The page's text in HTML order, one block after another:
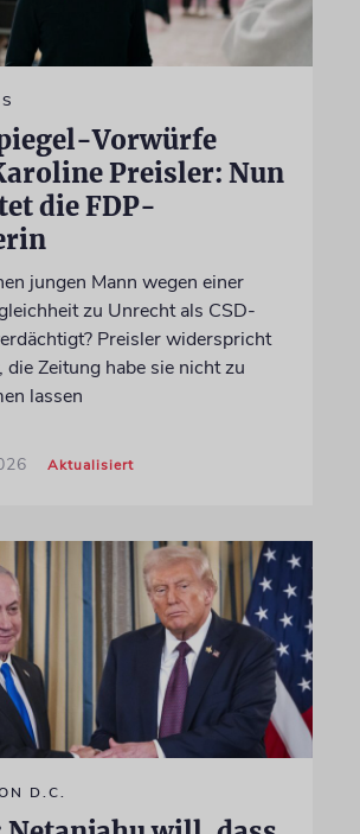
Vorwürfe
Preisler: Nun
die FDP-
jungen Mann wegen einer
zu Unrecht als CSD-
Preisler widerspricht
die Zeitung habe sie nicht zu
lassen
Aktualisiert
D.C.